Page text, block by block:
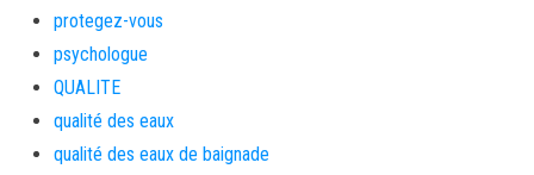
protegez-vous
psychologue
QUALITE
qualité des eaux
qualité des eaux de baignade